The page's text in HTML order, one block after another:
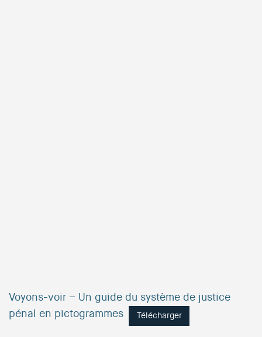
Voyons-voir – Un guide du système de justice
pénal en pictogrammes
Télécharger